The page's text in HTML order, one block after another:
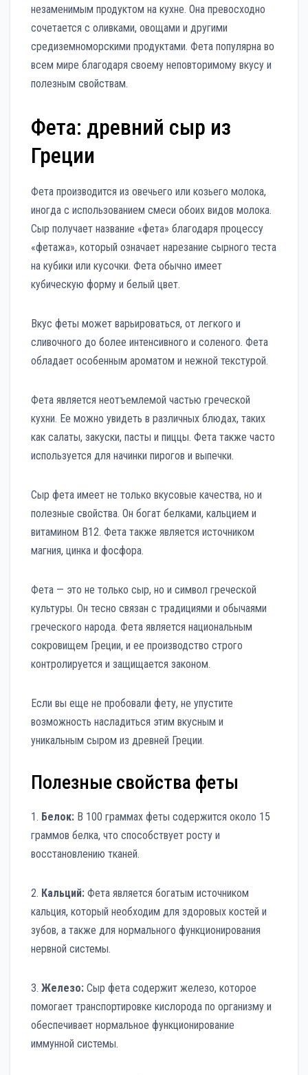
незаменимым продуктом на кухне. Она превосходно
сочетается с оливками, овощами и другими
средиземноморскими продуктами. Фета популярна во
всем мире благодаря своему неповторимому вкусу и
полезным свойствам.
Фета: древний сыр из
Греции
Фета производится из овечьего или козьего молока,
иногда с использованием смеси обоих видов молока.
Сыр получает название «фета» благодаря процессу
«фетажа», который означает нарезание сырного теста
на кубики или кусочки. Фета обычно имеет
кубическую форму и белый цвет.
Вкус феты может варьироваться, от легкого и
сливочного до более интенсивного и соленого. Фета
обладает особенным ароматом и нежной текстурой.
Фета является неотъемлемой частью греческой
кухни. Ее можно увидеть в различных блюдах, таких
как салаты, закуски, пасты и пиццы. Фета также часто
используется для начинки пирогов и выпечки.
Сыр фета имеет не только вкусовые качества, но и
полезные свойства. Он богат белками, кальцием и
витамином B12. Фета также является источником
магния, цинка и фосфора.
Фета — это не только сыр, но и символ греческой
культуры. Он тесно связан с традициями и обычаями
греческого народа. Фета является национальным
сокровищем Греции, и ее производство строго
контролируется и защищается законом.
Если вы еще не пробовали фету, не упустите
возможность насладиться этим вкусным и
уникальным сыром из древней Греции.
Полезные свойства феты
1. Белок: В 100 граммах феты содержится около 15
граммов белка, что способствует росту и
восстановлению тканей.
2. Кальций: Фета является богатым источником
кальция, который необходим для здоровых костей и
зубов, а также для нормального функционирования
нервной системы.
3. Железо: Сыр фета содержит железо, которое
помогает транспортировке кислорода по организму и
обеспечивает нормальное функционирование
иммунной системы.